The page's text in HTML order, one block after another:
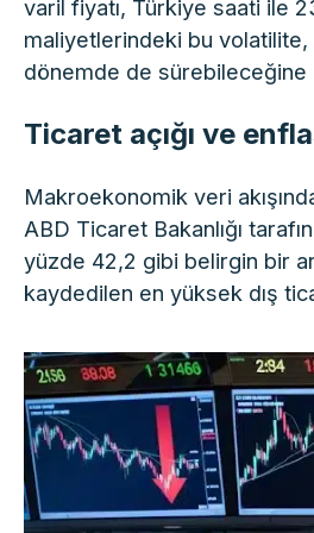
varil fiyatı, Türkiye saati ile
maliyetlerindeki bu volatilite,
dönemde de sürebileceğine
Ticaret açığı ve
Makroekonomik veri
ABD Ticaret Bakanlığı
yüzde 42,2 gibi belirgin bir
kaydedilen en yüksek dış